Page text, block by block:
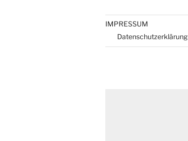
IMPRESSUM
Datenschutzerklärung